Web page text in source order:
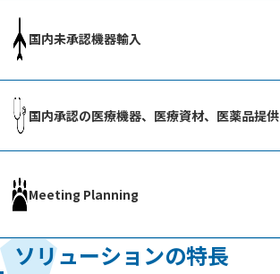
国内未承認機器輸入
国内承認の医療機器、 医療資材、医薬品提供
Meeting Planning
ソリューションの特長